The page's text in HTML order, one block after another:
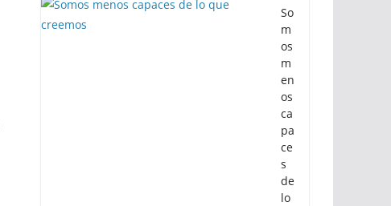
So
m
os
m
en
os
ca
pa
ce
s
de
lo